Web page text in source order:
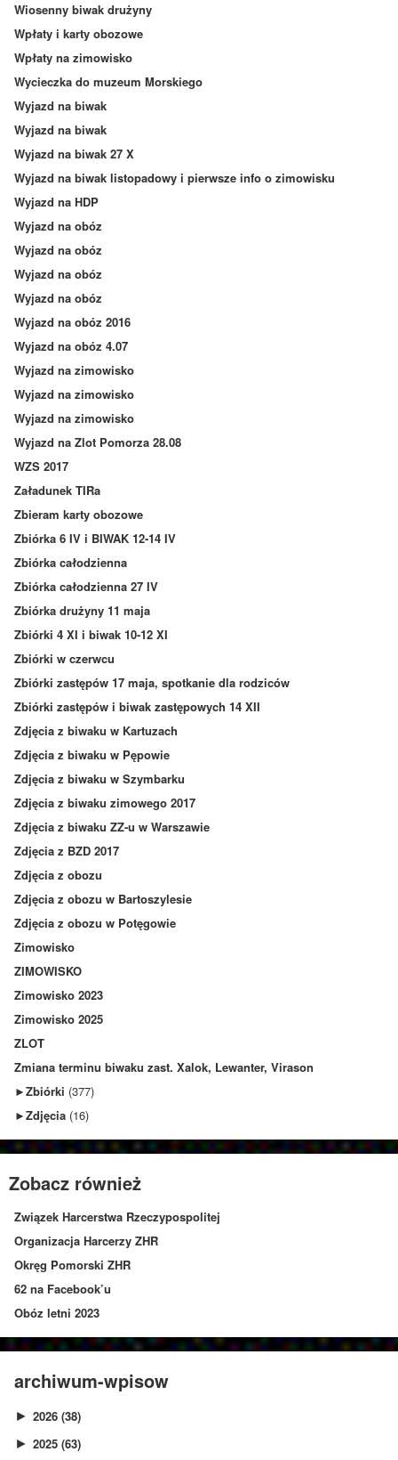
Wiosenny biwak drużyny
Wpłaty i karty obozowe
Wpłaty na zimowisko
Wycieczka do muzeum Morskiego
Wyjazd na biwak
Wyjazd na biwak
Wyjazd na biwak 27 X
Wyjazd na biwak listopadowy i pierwsze info o zimowisku
Wyjazd na HDP
Wyjazd na obóz
Wyjazd na obóz
Wyjazd na obóz
Wyjazd na obóz
Wyjazd na obóz 2016
Wyjazd na obóz 4.07
Wyjazd na zimowisko
Wyjazd na zimowisko
Wyjazd na zimowisko
Wyjazd na Zlot Pomorza 28.08
WZS 2017
Załadunek TIRa
Zbieram karty obozowe
Zbiórka 6 IV i BIWAK 12-14 IV
Zbiórka całodzienna
Zbiórka całodzienna 27 IV
Zbiórka drużyny 11 maja
Zbiórki 4 XI i biwak 10-12 XI
Zbiórki w czerwcu
Zbiórki zastępów 17 maja, spotkanie dla rodziców
Zbiórki zastępów i biwak zastępowych 14 XII
Zdjęcia z biwaku w Kartuzach
Zdjęcia z biwaku w Pępowie
Zdjęcia z biwaku w Szymbarku
Zdjęcia z biwaku zimowego 2017
Zdjęcia z biwaku ZZ-u w Warszawie
Zdjęcia z BZD 2017
Zdjęcia z obozu
Zdjęcia z obozu w Bartoszylesie
Zdjęcia z obozu w Potęgowie
Zimowisko
ZIMOWISKO
Zimowisko 2023
Zimowisko 2025
ZLOT
Zmiana terminu biwaku zast. Xalok, Lewanter, Virason
►Zbiórki (377)
►Zdjęcia (16)
Zobacz również
Związek Harcerstwa Rzeczypospolitej
Organizacja Harcerzy ZHR
Okręg Pomorski ZHR
62 na Facebook’u
Obóz letni 2023
archiwum-wpisow
► 2026 (38)
► 2025 (63)